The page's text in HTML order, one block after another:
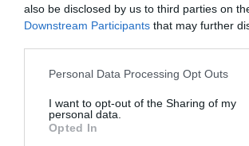
also be disclosed by us to third parties on
Downstream Participants that may further
Please note that this website/app uses one
not limited to your visit or usage behaviour.
grant or deny consent to Google and its
use your data for below specified purposes
Personal Data Processing Opt Outs
I want to opt-out of the Sharing of my
personal data.
Opted In
20 éves tőkepiaci tapasztalattal
Közgazdaságtudományi Egyetem elvégzése
Concorde-hoz, így 1998 óta erősíti a cég
munkakörökben. Privátbanki pozícióját
édesanyja.